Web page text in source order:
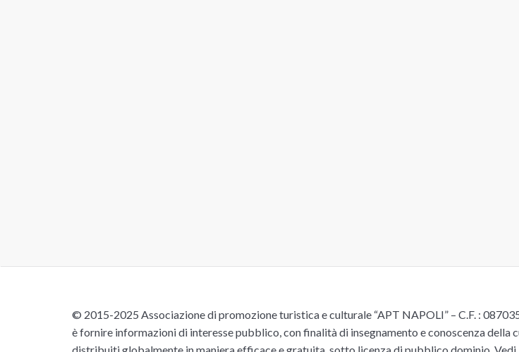
© 2015-2025 Associazione di promozione turistica e culturale “APT NAPOLI” – C.F. :
è fornire informazioni di interesse pubblico, con finalità di insegnamento e conoscenza